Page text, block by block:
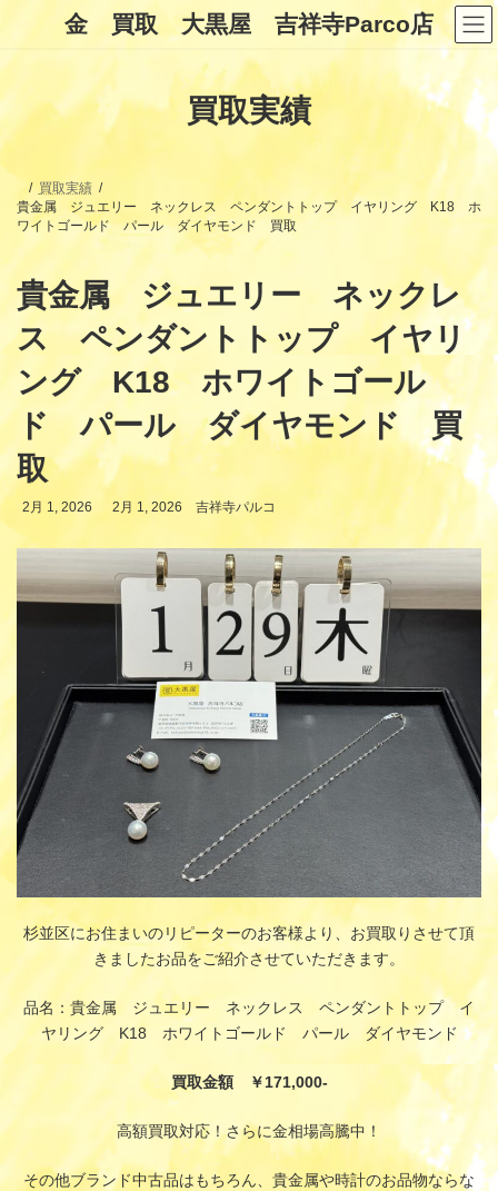
ン
キ
ッ
ー
に
移
金 買取 大黒屋 吉祥寺Parco店
買取実績
買取実績
貴金属 ジュエリー ネックレス ペンダントトップ イヤリング K18 ホ
ワイトゴールド パール ダイヤモンド 買取
貴金属 ジュエリー ネックレ
ス ペンダントトップ イヤリ
ング K18 ホワイトゴール
ド パール ダイヤモンド 買
取
2月 1, 2026
最
日
時
2月 1, 2026 吉祥寺パルコ
杉並区にお住まいのリピーターのお客様より、お買取りさせて頂
きましたお品をご紹介させていただきます。
品名：貴金属 ジュエリー ネックレス ペンダントトップ イ
ヤリング K18 ホワイトゴールド パール ダイヤモンド
買取金額 ￥171,000-
高額買取対応！さらに金相場高騰中！
その他ブランド中古品はもちろん、貴金属や時計のお品物ならな